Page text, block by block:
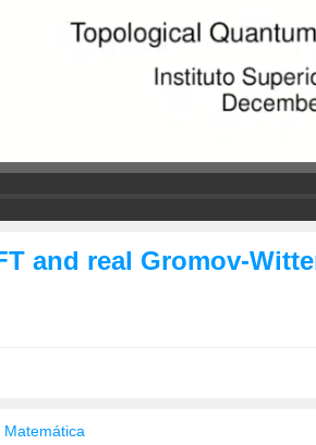
and real Gromov-